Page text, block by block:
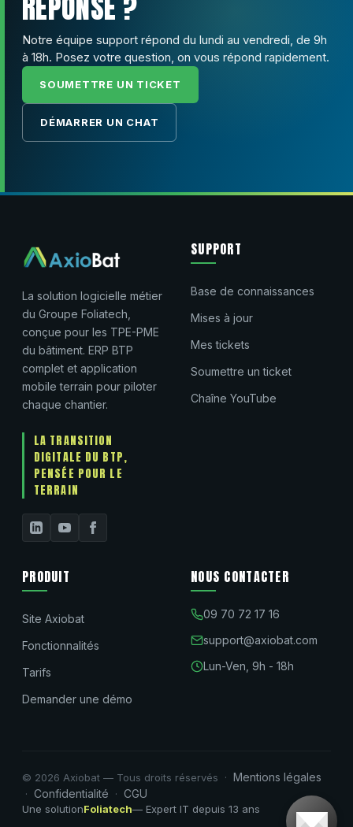
Notre équipe support répond du lundi au vendredi, de 9h
à 18h. Posez votre question, on vous répond rapidement.
SOUMETTRE UN TICKET
DÉMARRER UN CHAT
La solution logicielle métier
du Groupe Foliatech,
conçue pour les TPE-PME
du bâtiment. ERP BTP
complet et application
mobile terrain pour piloter
chaque chantier.
LA TRANSITION
DIGITALE DU BTP,
PENSÉE POUR LE
TERRAIN
SUPPORT
Base de connaissances
Mises à jour
Mes tickets
Soumettre un ticket
Chaîne YouTube
PRODUIT
Site Axiobat
Fonctionnalités
Tarifs
Demander une démo
NOUS CONTACTER
09 70 72 17 16
support@axiobat.com
Lun-Ven, 9h - 18h
© 2026 Axiobat — Tous droits réservés · Mentions légales
· Confidentialité · CGU
Une solutionFoliatech— Expert IT depuis 13 ans